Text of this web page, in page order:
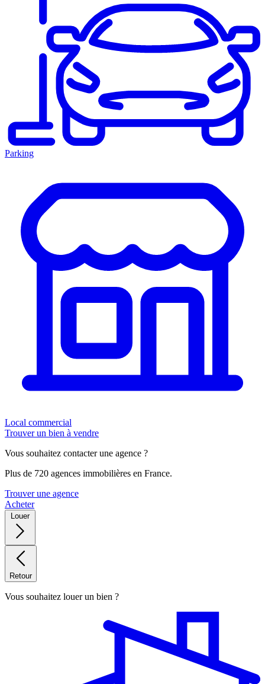
Parking
Local commercial
Trouver un bien à vendre
Vous souhaitez contacter une agence ?
Plus de 720 agences immobilières en France.
Trouver une agence
Acheter
Louer
Retour
Vous souhaitez louer un bien ?